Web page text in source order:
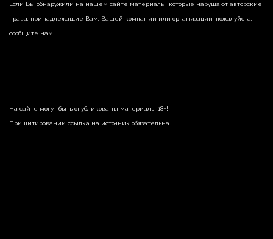
Если Вы обнаружили на нашем сайте материалы, которые нарушают авторские
права, принадлежащие Вам, Вашей компании или организации, пожалуйста,
сообщите нам.
На сайте могут быть опубликованы материалы 18+!
При цитировании ссылка на источник обязательна.